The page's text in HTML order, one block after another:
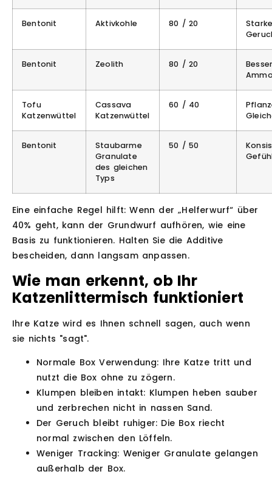
Bentonit Aktivkohle 80 / 20
Bentonit Zeolith 80 / 20
Tofu
Katzenwüttel
Cassava
Katzenwüttel
60 / 40
Bentonit
Staubarme
Granulate
des gleichen
Typs
50 / 50
Eine einfache Regel hilft: Wenn der „Helferwurf“ über
40% geht, kann der Grundwurf aufhören, wie eine
Basis zu funktionieren. Halten Sie die Additive
bescheiden, dann langsam anpassen.
Wie man erkennt, ob Ihr
Katzenlittermisch funktioniert
Ihre Katze wird es Ihnen schnell sagen, auch wenn
sie nichts "sagt".
Normale Box Verwendung: Ihre Katze tritt und
nutzt die Box ohne zu zögern.
Klumpen bleiben intakt: Klumpen heben sauber
und zerbrechen nicht in nassen Sand.
Der Geruch bleibt ruhiger: Die Box riecht
normal zwischen den Löffeln.
Weniger Tracking: Weniger Granulate gelangen
außerhalb der Box.